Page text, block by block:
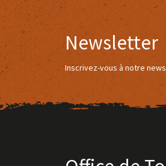
Newsletter
Inscrivez-vous à notre